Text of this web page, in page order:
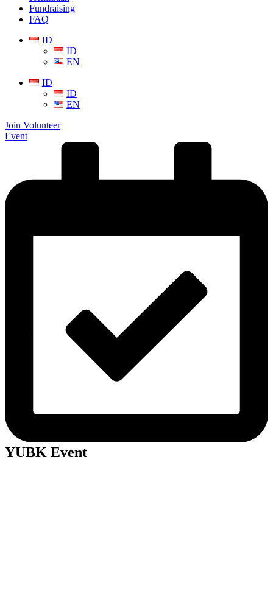
Fundraising
FAQ
ID
ID
EN
ID
ID
EN
Join Volunteer
Event
YUBK Event